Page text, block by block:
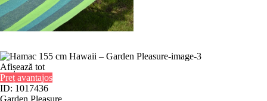
Afișează tot
Preț avantajos
ID: 1017436
Garden Pleasure